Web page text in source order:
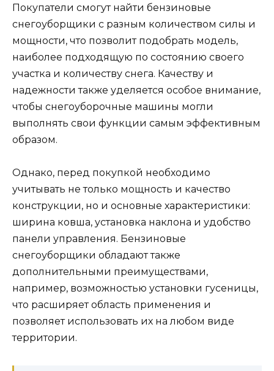
Покупатели смогут найти бензиновые
снегоуборщики с разным количеством силы и
мощности, что позволит подобрать модель,
наиболее подходящую по состоянию своего
участка и количеству снега. Качеству и
надежности также уделяется особое внимание,
чтобы снегоуборочные машины могли
выполнять свои функции самым эффективным
образом.
Однако, перед покупкой необходимо
учитывать не только мощность и качество
конструкции, но и основные характеристики:
ширина ковша, установка наклона и удобство
панели управления. Бензиновые
снегоуборщики обладают также
дополнительными преимуществами,
например, возможностью установки гусеницы,
что расширяет область применения и
позволяет использовать их на любом виде
территории.